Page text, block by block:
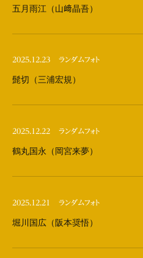
五月雨江（山﨑晶吾）
2025.12.23 ランダムフォト
髭切（三浦宏規）
2025.12.22 ランダムフォト
鶴丸国永（岡宮来夢）
2025.12.21 ランダムフォト
堀川国広（阪本奨悟）